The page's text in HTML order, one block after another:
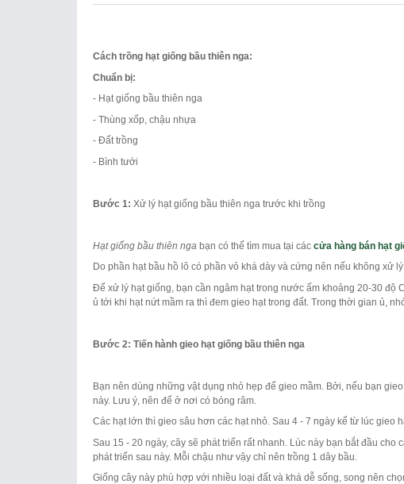
Cách trồng hạt giống bầu thiên nga:
Chuẩn bị:
- Hạt giống bầu thiên nga
- Thùng xốp, chậu nhựa
- Đất trồng
- Bình tưới
Bước 1: Xử lý hạt giống bầu thiên nga trước khi trồng
Hạt giống bầu thiên nga bạn có thể tìm mua tại các cửa hàng bán hạt
Do phần hạt bầu hồ lô có phần vỏ khá dày và cứng nên nếu không xử
Để xử lý hạt giống, bạn cần ngâm hạt trong nước ấm khoảng 20-30
ủ tới khi hạt nứt mầm ra thì đem gieo hạt trong đất. Trong thời gian ủ,
Bước 2: Tiến hành gieo hạt giống bầu thiên nga
Bạn nên dùng những vật dụng nhỏ hẹp để gieo mầm. Bởi, nếu bạn
này. Lưu ý, nên để ở nơi có bóng râm.
Các hạt lớn thì gieo sâu hơn các hạt nhỏ. Sau 4 - 7 ngày kể từ lúc gieo
Sau 15 - 20 ngày, cây sẽ phát triển rất nhanh. Lúc này bạn bắt đầu
phát triển sau này. Mỗi chậu như vậy chỉ nên trồng 1 dây bầu.
Giống cây này phù hợp với nhiều loại đất và khá dễ sống, song nên